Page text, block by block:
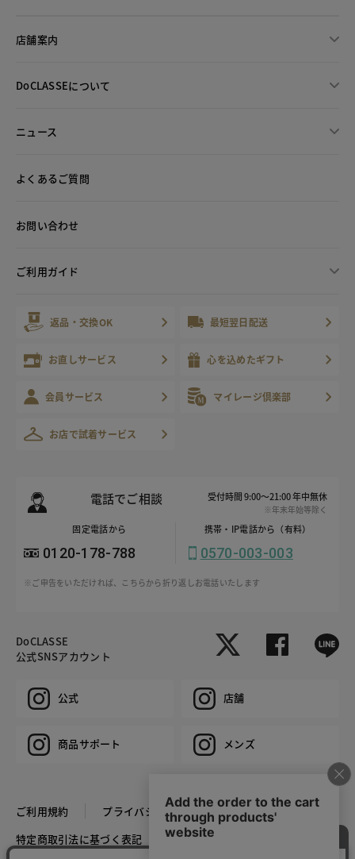
店舗案内
DoCLASSEについて
ニュース
よくあるご質問
お問い合わせ
ご利用ガイド
返品・交換OK 最短翌日配送
お直しサービス 心を込めたギフト
会員サービス マイレージ倶楽部
お店で試着サービス
電話でご相談 受付時間 9:00～21:00 年中無休
※年末年始等除く
固定電話から
0120-178-788
携帯・IP電話から（有料）
0570-003-003
※ご申告をいただければ、こちらから折り返しお電話いたします
DoCLASSE
公式SNSアカウント
公式 店舗
商品サポート メンズ
ご利用規約
プライバシーポリシー
特定商取引法に基づく表記
推奨環境